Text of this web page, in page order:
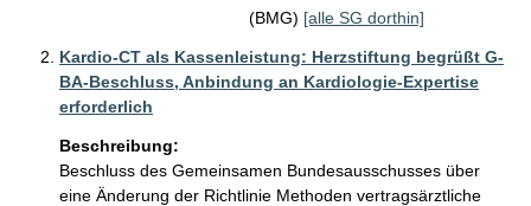
(BMG) [alle SG dorthin]
Kardio-CT als Kassenleistung: Herzstiftung begrüßt G-
BA-Beschluss, Anbindung an Kardiologie-Expertise
erforderlich
Beschreibung:
Beschluss des Gemeinsamen Bundesausschusses über
eine Änderung der Richtlinie Methoden vertragsärztliche